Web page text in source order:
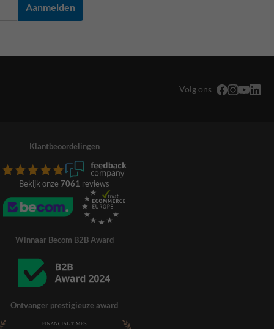
Aanmelden
Volg ons
Klantbeoordelingen
Bekijk onze 7061 reviews
Winnaar Becom B2B Award
Ontvanger prestigieuze award